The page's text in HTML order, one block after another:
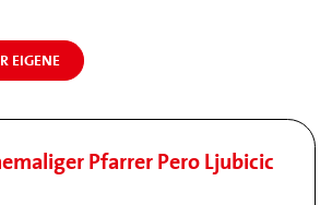
EIGENE
Pfarrer Pero Ljubicic